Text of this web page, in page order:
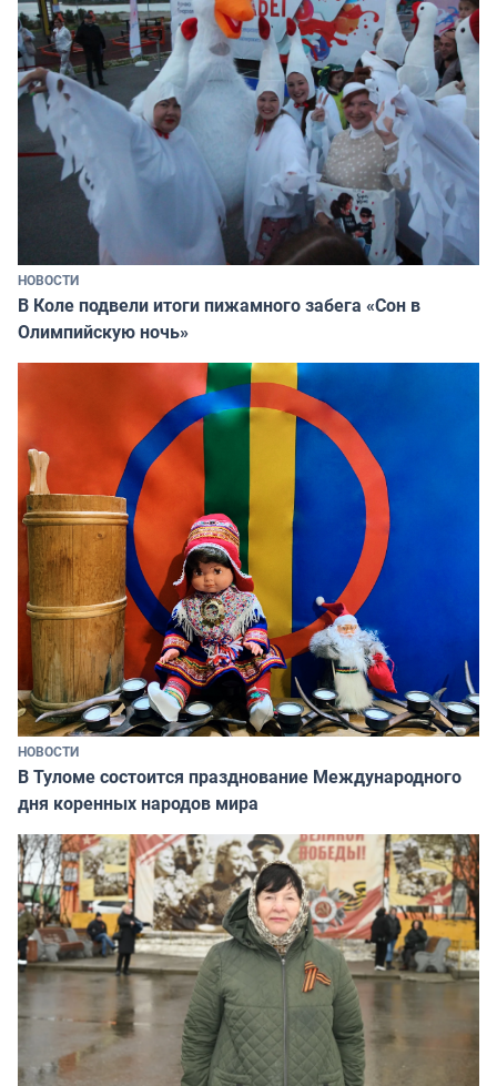
НОВОСТИ
В Коле подвели итоги пижамного забега «Сон в
Олимпийскую ночь»
НОВОСТИ
В Туломе состоится празднование Международного
дня коренных народов мира